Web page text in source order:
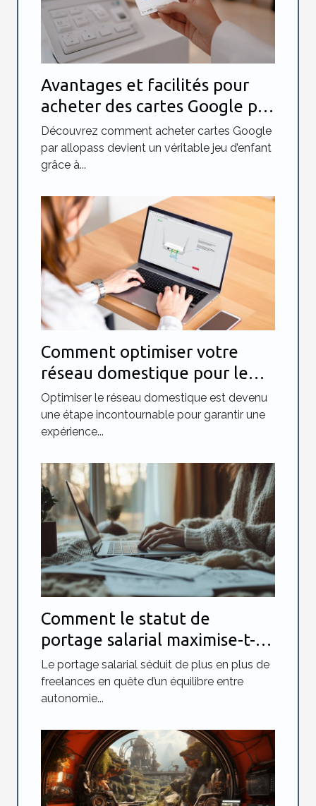
Avantages et facilités pour
acheter des cartes Google par
Allopass
Découvrez comment acheter cartes Google
par allopass devient un véritable jeu d’enfant
grâce à...
Comment optimiser votre
réseau domestique pour le
télétravail ?
Optimiser le réseau domestique est devenu
une étape incontournable pour garantir une
expérience...
Comment le statut de
portage salarial maximise-t-il
sécurité et liberté pour les
freelances ?
Le portage salarial séduit de plus en plus de
freelances en quête d’un équilibre entre
autonomie...